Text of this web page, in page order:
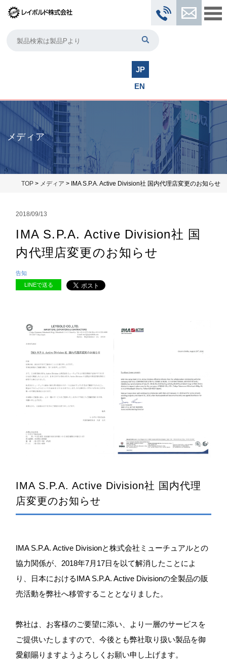
JP
EN
メディア
TOP> メディア > IMA S.P.A. Active Division社 国内代理店変更のお知らせ
2018/09/13
IMA S.P.A. Active Division社 国
内代理店変更のお知らせ
告知
LINEで送る
IMA S.P.A. Active Division社 国内代理
店変更のお知らせ
IMA S.P.A. Active Divisionと株式会社ミューチュアルとの
協力関係が、2018年7月17日を以て解消したことによ
り、日本におけるIMA S.P.A. Active Divisionの全製品の販
売活動を弊社へ移管することとなりました。
弊社は、お客様のご要望に添い、より一層のサービスを
ご提供いたしますので、今後とも弊社取り扱い製品を御
愛顧賜りますようよろしくお願い申し上げます。